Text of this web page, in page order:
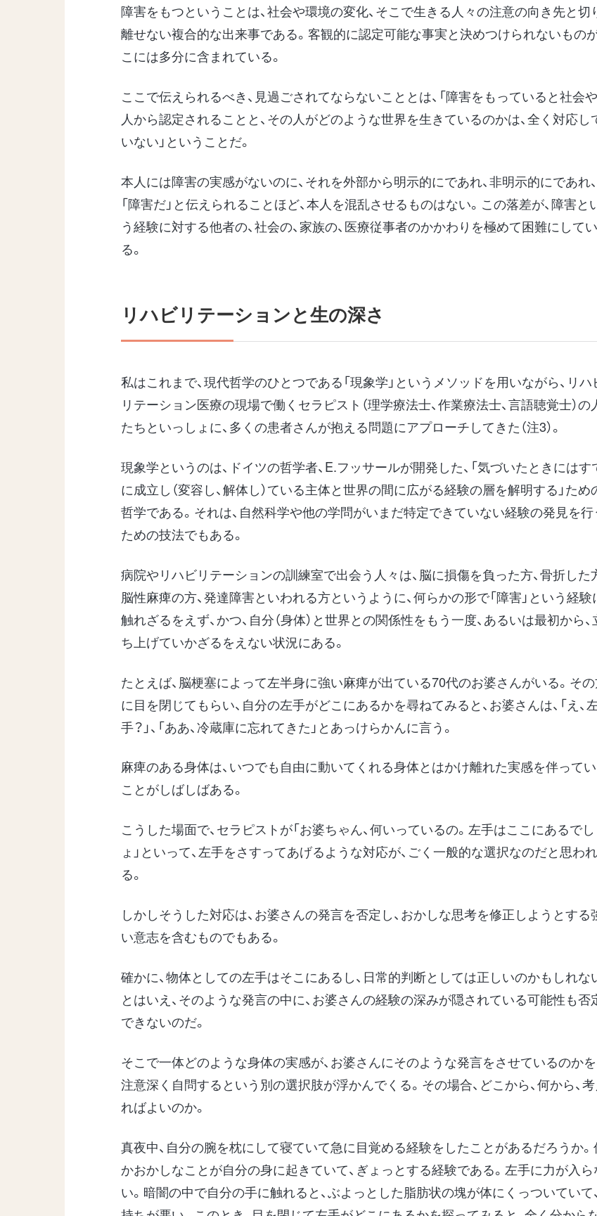
障害をもつということは、社会や環境の変化、そこで生きる人々の注意の向き先と切
離せない複合的な出来事である。客観的に認定可能な事実と決めつけられないもの
こには多分に含まれている。
ここで伝えられるべき、見過ごされてならないこととは、「障害をもっていると社会
人から認定されることと、その人がどのような世界を生きているのかは、全く対応し
いない」ということだ。
本人には障害の実感がないのに、それを外部から明示的にであれ、非明示的にであれ、
「障害だ」と伝えられることほど、本人を混乱させるものはない。この落差が、障害と
う経験に対する他者の、社会の、家族の、医療従事者のかかわりを極めて困難にしてい
る。
リハビリテーションと生の深さ
私はこれまで、現代哲学のひとつである「現象学」というメソッドを用いながら、リハ
リテーション医療の現場で働くセラピスト（理学療法士、作業療法士、言語聴覚士）の
たちといっしょに、多くの患者さんが抱える問題にアプローチしてきた（注3）。
現象学というのは、ドイツの哲学者、E.フッサールが開発した、「気づいたときにはす
に成立し（変容し、解体し）ている主体と世界の間に広がる経験の層を解明する」ため
哲学である。それは、自然科学や他の学問がいまだ特定できていない経験の発見を行
ための技法でもある。
病院やリハビリテーションの訓練室で出会う人々は、脳に損傷を負った方、骨折した
脳性麻痺の方、発達障害といわれる方というように、何らかの形で「障害」という経験
触れざるをえず、かつ、自分（身体）と世界との関係性をもう一度、あるいは最初から、
ち上げていかざるをえない状況にある。
たとえば、脳梗塞によって左半身に強い麻痺が出ている70代のお婆さんがいる。そ
に目を閉じてもらい、自分の左手がどこにあるかを尋ねてみると、お婆さんは、「え、
手？」、「ああ、冷蔵庫に忘れてきた」とあっけらかんに言う。
麻痺のある身体は、いつでも自由に動いてくれる身体とはかけ離れた実感を伴って
ことがしばしばある。
こうした場面で、セラピストが「お婆ちゃん、何いっているの。左手はここにあるでし
ょ」といって、左手をさすってあげるような対応が、ごく一般的な選択なのだと思われ
る。
しかしそうした対応は、お婆さんの発言を否定し、おかしな思考を修正しようとする
い意志を含むものでもある。
確かに、物体としての左手はそこにあるし、日常的判断としては正しいのかもしれな
とはいえ、そのような発言の中に、お婆さんの経験の深みが隠されている可能性も否
できないのだ。
そこで一体どのような身体の実感が、お婆さんにそのような発言をさせているのかを
注意深く自問するという別の選択肢が浮かんでくる。その場合、どこから、何から、考
ればよいのか。
真夜中、自分の腕を枕にして寝ていて急に目覚める経験をしたことがあるだろうか。
かおかしなことが自分の身に起きていて、ぎょっとする経験である。左手に力が入ら
い。暗闇の中で自分の手に触れると、ぶよっとした脂肪状の塊が体にくっついていて